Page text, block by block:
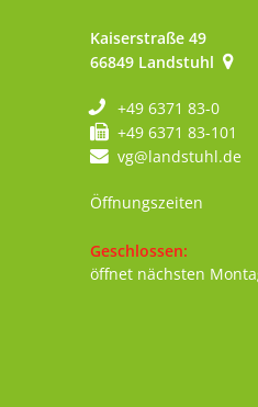
Kaiserstraße 49
66849 Landstuhl
+49 6371 83-0
+49 6371 83-101
vg@landstuhl.de
Öffnungszeiten
Klicken, um weitere
Geschlossen:
öffnet nächsten